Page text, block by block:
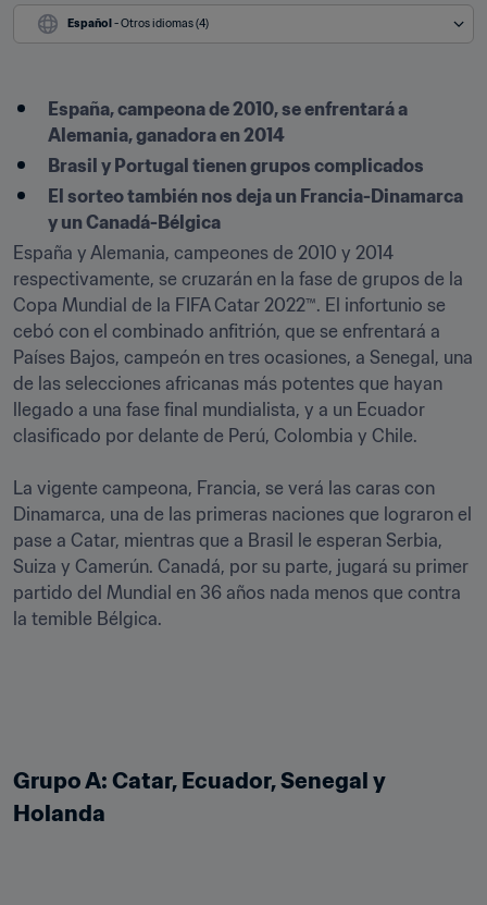
Español - Otros idiomas (4)
España, campeona de 2010, se enfrentará a
Alemania, ganadora en 2014
Brasil y Portugal tienen grupos complicados
El sorteo también nos deja un Francia-Dinamarca
y un Canadá-Bélgica
España y Alemania, campeones de 2010 y 2014
respectivamente, se cruzarán en la fase de grupos de la
Copa Mundial de la FIFA Catar 2022™. El infortunio se
cebó con el combinado anfitrión, que se enfrentará a
Países Bajos, campeón en tres ocasiones, a Senegal, una
de las selecciones africanas más potentes que hayan
llegado a una fase final mundialista, y a un Ecuador
clasificado por delante de Perú, Colombia y Chile.
La vigente campeona, Francia, se verá las caras con
Dinamarca, una de las primeras naciones que lograron el
pase a Catar, mientras que a Brasil le esperan Serbia,
Suiza y Camerún. Canadá, por su parte, jugará su primer
partido del Mundial en 36 años nada menos que contra
la temible Bélgica.
Grupo A: Catar, Ecuador, Senegal y
Holanda